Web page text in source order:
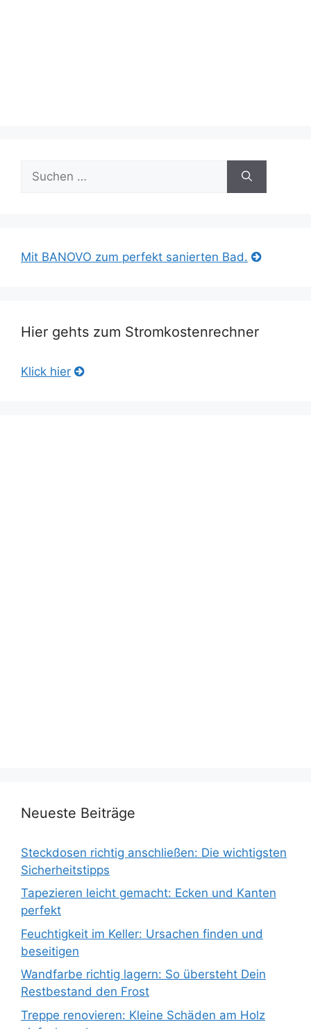
nach:
Mit BANOVO zum perfekt sanierten Bad.
Hier gehts zum Stromkostenrechner
Klick hier
Neueste Beiträge
Steckdosen richtig anschließen: Die wichtigsten
Sicherheitstipps
Tapezieren leicht gemacht: Ecken und Kanten
perfekt
Feuchtigkeit im Keller: Ursachen finden und
beseitigen
Wandfarbe richtig lagern: So übersteht Dein
Restbestand den Frost
Treppe renovieren: Kleine Schäden am Holz